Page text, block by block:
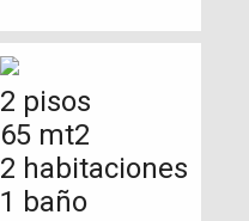
2 pisos
65 mt2
2 habitaciones
1 baño